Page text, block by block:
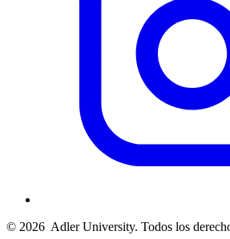
© 2026 Adler University. Todos los